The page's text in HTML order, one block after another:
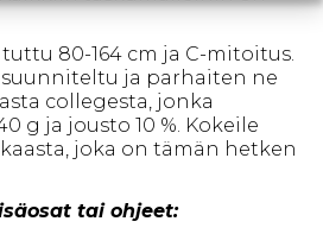
80-164 cm ja C-mitoitus.
ja parhaiten ne
collegesta, jonka
g ja jousto 10 %. Kokeile
joka on tämän hetken
tai ohjeet: